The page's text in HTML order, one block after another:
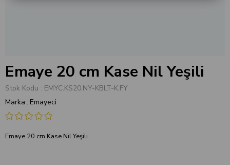
Emaye 20 cm Kase Nil Yeşili
Stok Kodu
EMYC.KS20.NY-KBLT-K.FY
Marka : Emayeci
Emaye 20 cm Kase Nil Yeşili